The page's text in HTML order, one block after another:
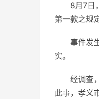
8月7日
第一款之规
事件发
实。
经调查
此事，孝义